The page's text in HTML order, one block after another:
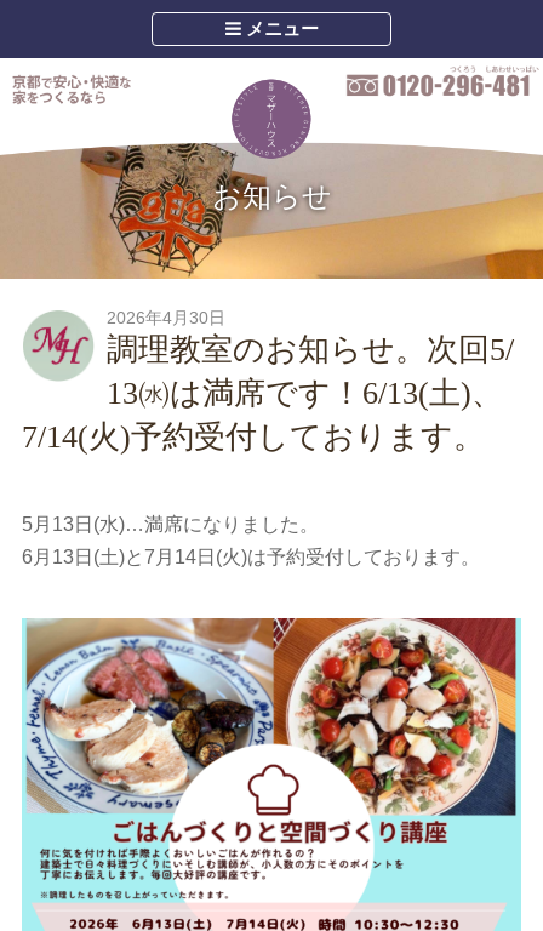
メニュー
お知らせ
2026年4月30日
調理教室のお知らせ。次回5/
13㈬は満席です！6/13(土)、
7/14(火)予約受付しております。
5月13日(水)…満席になりました。
6月13日(土)と7月14日(火)は予約受付しております。